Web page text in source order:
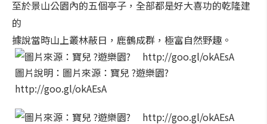
至於景山公園內的五個亭子，全部都是好大喜功的乾隆建
的
據說當時山上叢林蔽日，鹿鶴成群，極富自然野趣。
圖片說明：圖片來源：寶兒 ?遊樂園?
http://goo.gl/okAEsA